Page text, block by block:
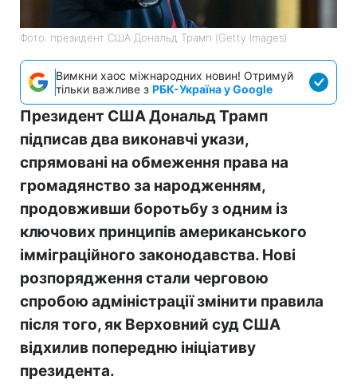
Фото: президент США Дональд Трамп (Getty Images)
Вимкни хаос міжнародних новин! Отримуй
тільки важливе з РБК-Україна у Google
Президент США Дональд Трамп
підписав два виконавчі укази,
спрямовані на обмеження права на
громадянство за народженням,
продовживши боротьбу з одним із
ключових принципів американського
імміграційного законодавства. Нові
розпорядження стали черговою
спробою адміністрації змінити правила
після того, як Верховний суд США
відхилив попередню ініціативу
президента.